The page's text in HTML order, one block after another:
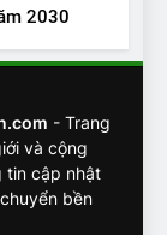
bài test
VinFast
xa
2030
- Trang
và cộng
tin cập nhật
bền